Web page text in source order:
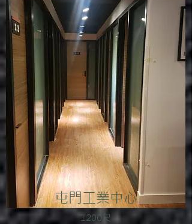
屯門工業中心
1200尺